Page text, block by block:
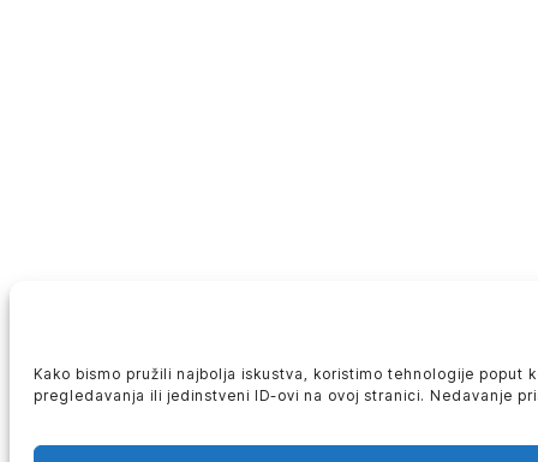
Kako bismo pružili najbolja iskustva, koristimo tehnologije
pregledavanja ili jedinstveni ID-ovi na ovoj stranici. Nedavanje